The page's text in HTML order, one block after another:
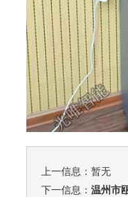
上一信息：暂无
下一信息： 温州市